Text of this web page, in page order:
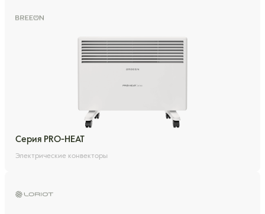
Серия PRO-HEAT
Электрические конвекторы